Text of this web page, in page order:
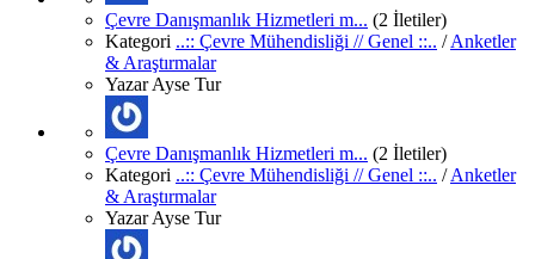
Çevre Danışmanlık Hizmetleri m... (2 İletiler)
Kategori ..:: Çevre Mühendisliği // Genel ::.. /Anketler
& Araştırmalar
YazarAyse Tur
Çevre Danışmanlık Hizmetleri m... (2 İletiler)
Kategori ..:: Çevre Mühendisliği // Genel ::.. /Anketler
& Araştırmalar
YazarAyse Tur